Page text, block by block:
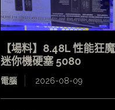
【場料】8.48L 性能狂
迷你機硬塞 5080
電腦 2026-08-09